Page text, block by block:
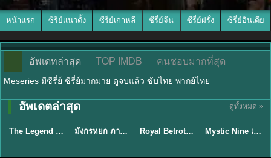
หน้าแรก ซีรีย์แนวตั้ง ซีรี่ย์เกาหลี ซีรี่ย์จีน ซีรี่ย์ฝรั่ง ซีรี่ย์อินเดีย
อัพเดทล่าสุด TOP IMDB คนชอบมากที่สุด
Meseries มีซีรี่ย์ ซีรี่ย์มากมาย ดูจบแล้ว ซับไทย พากย์ไทย
อัพเดตล่าสุด ดูทั้งหมด »
★8.5
พากย์ไทย
The Legend of ShenLi ปฐพีไร้พ่าย (2024) พากย์ไทย ซับไทย EP.1-39 ★8 มังกรหยก ภาคมารบูรพาและพิษประจิม Duel on Mount Hua พากย์ไทย ★9 Royal Betrothal (2026) สัญญาวิวาห์แห่งราชวงศ์ พากย์ไทย ซับไทย EP1-32 ★9
พากย์ไทย/ซับ
Mystic Nine เก้าสกุล (2026) พากย์ไทย ซับไทย EP.1-30